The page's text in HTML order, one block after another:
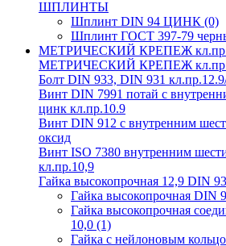
ШПЛИНТЫ
Шплинт DIN 94 ЦИНК (0)
Шплинт ГОСТ 397-79
МЕТРИЧЕСКИЙ КРЕПЕЖ
МЕТРИЧЕСКИЙ КРЕПЕЖ
Болт DIN 933, DIN 931
Винт DIN 7991 потай с
цинк кл.пр.10.9
Винт DIN 912 с внутренним
оксид
Винт ISO 7380 внутренним
кл.пр.10,9
Гайка высокопрочная 12,9 DIN
Гайка высокопрочная DIN
Гайка высокопрочная
10,0 (1)
Гайка с нейлоновым